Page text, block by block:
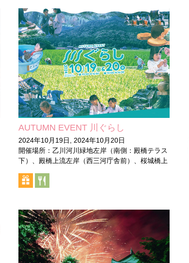
AUTUMN EVENT 川ぐらし
2024年10月19日, 2024年10月20日
開催場所：乙川河川緑地左岸（南側：殿橋テラス
下）、殿橋上流左岸（西三河庁舎前）、桜城橋上